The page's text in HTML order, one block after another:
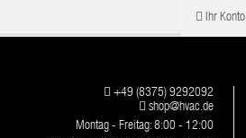
Ihr Konto
+49 (8375) 9292092
shop@hvac.de
Montag - Freitag: 8:00 - 12:00